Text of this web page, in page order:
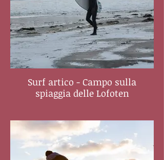
Surf artico - Campo sulla
spiaggia delle Lofoten